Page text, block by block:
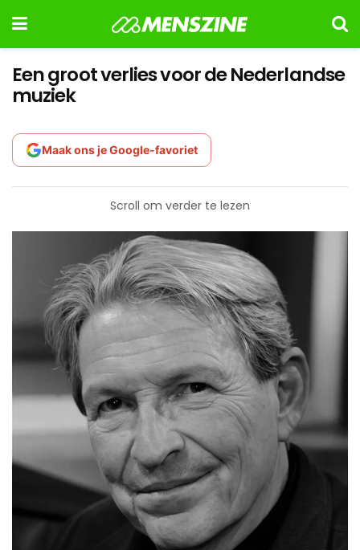
Een groot verlies voor de Nederlandse
muziek
Maak ons je Google-favoriet
Scroll om verder te lezen